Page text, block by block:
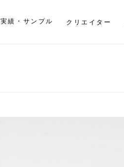
実績・サンプル クリエイター